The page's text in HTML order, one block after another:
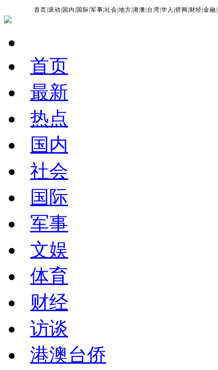
首页 |滚动 国内 国际 |军事 |社会 |地方 |港澳 台湾 |华人 |侨网 财经 |金融 |
首页
最新
热点
国内
社会
国际
军事
文娱
体育
财经
访谈
港澳台侨